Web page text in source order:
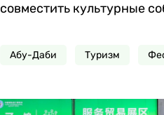
совместить культурные
Абу-Даби Туризм